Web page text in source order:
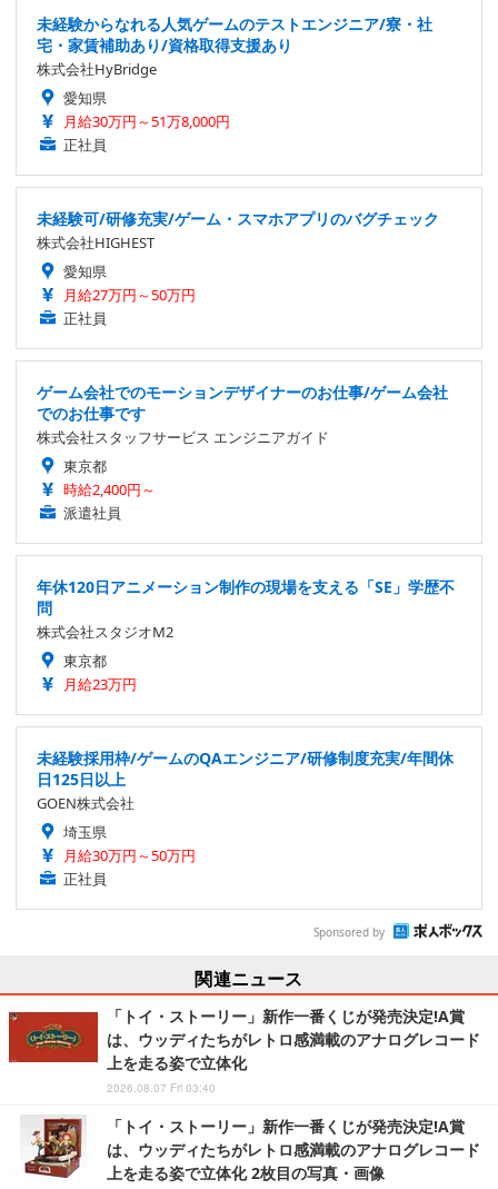
未経験からなれる人気ゲームのテストエンジニア/寮・社
宅・家賃補助あり/資格取得支援あり
株式会社HyBridge
愛知県
月給30万円～51万8,000円
正社員
未経験可/研修充実/ゲーム・スマホアプリのバグチェック
株式会社HIGHEST
愛知県
月給27万円～50万円
正社員
ゲーム会社でのモーションデザイナーのお仕事/ゲーム会社
でのお仕事です
株式会社スタッフサービス エンジニアガイド
東京都
時給2,400円～
派遣社員
年休120日アニメーション制作の現場を支える「SE」学歴不
問
株式会社スタジオM2
東京都
月給23万円
未経験採用枠/ゲームのQAエンジニア/研修制度充実/年間休
日125日以上
GOEN株式会社
埼玉県
月給30万円～50万円
正社員
Sponsored by
関連ニュース
「トイ・ストーリー」新作一番くじが発売決定!A賞
は、ウッディたちがレトロ感満載のアナログレコード
上を走る姿で立体化
2026.08.07 Fri 03:40
「トイ・ストーリー」新作一番くじが発売決定!A賞
は、ウッディたちがレトロ感満載のアナログレコード
上を走る姿で立体化 2枚目の写真・画像